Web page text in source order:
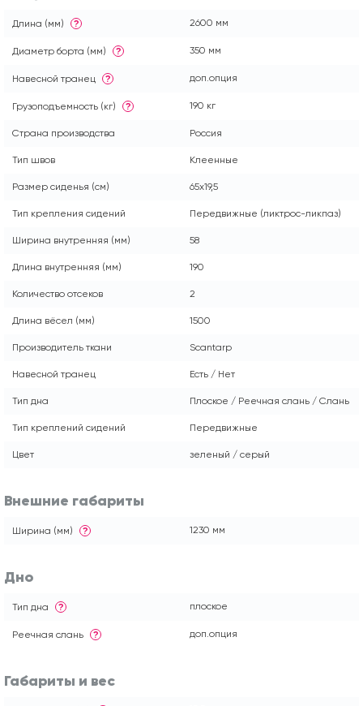
Длина (мм) ? 2600 мм
Диаметр борта (мм) ? 350 мм
Навесной транец ? доп.опция
Грузоподъемность (кг) ? 190 кг
Страна производства Россия
Тип швов Клеенные
Размер сиденья (см) 65x19,5
Тип крепления сидений Передвижные (ликтрос-ликпаз)
Ширина внутренняя (мм) 58
Длина внутренняя (мм) 190
Количество отсеков 2
Длина вёсел (мм) 1500
Производитель ткани Scantarp
Навесной транец Есть / Нет
Тип дна Плоское / Реечная слань / Слань
Тип креплений сидений Передвижные
Цвет зеленый / серый
Внешние габариты
Ширина (мм) ? 1230 мм
Дно
Тип дна ? плоское
Реечная слань ? доп.опция
Габариты и вес